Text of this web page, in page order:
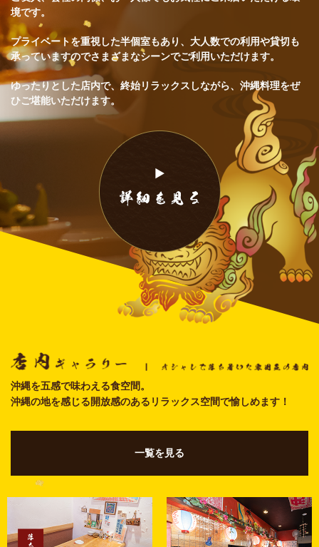
境です。
プライベートを重視した半個室もあり、大人数での利用や貸切も
承っていますのでさまざまなシーンでご利用いただけます。
ゆったりとした店内で、終始リラックスしながら、沖縄料理をぜ
ひご堪能いただけます。
沖縄を五感で味わえる食空間。
​​​​​​​沖縄の地を感じる開放感のあるリラックス空間で愉しめます！
一覧を見る